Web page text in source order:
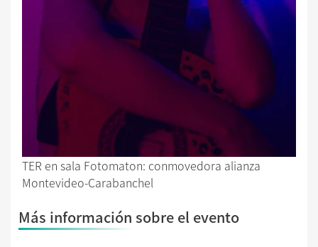
TER en sala Fotomaton: conmovedora alianza
Montevideo-Carabanchel
Más información sobre el evento